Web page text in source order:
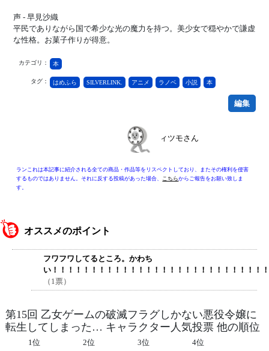
声 - 早見沙織
平民でありながら国で希少な光の魔力を持つ。美少女で穏やかで謙虚
な性格。お菓子作りが得意。
カテゴリ： 本
タグ： はめふら SILVERLINK. アニメ ラノベ 小説 本
編集
ィツモさん
ランこれは本記事に紹介される全ての商品・作品等をリスペクトしており、またその権利を侵害
するものではありません。それに反する投稿があった場合、 こちらからご報告をお願い致しま
す。
オススメのポイント
フワフワしてるところ。かわち
い！！！！！！！！！！！！！！！！！！！！！！！！！！！
（1票）
第15回 乙女ゲームの破滅フラグしかない悪役令嬢に
転生してしまった… キャラクター人気投票 他の順位
1位 2位 3位 4位